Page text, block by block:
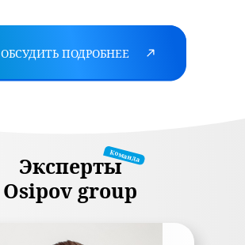
ОБСУДИТЬ ПОДРОБНЕЕ
Эксперты
Osipov group
Команда